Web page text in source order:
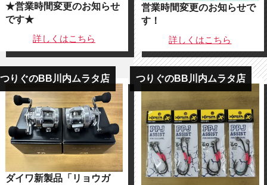
★営業時間変更のお知らせ
です★
詳しくはこちら
営業時間変更のお知らせで
す！
詳しくはこちら
つりぐのBB川内ムラタ店
ダイワ新製品「リョウガ
つりぐのBB川内ムラタ店